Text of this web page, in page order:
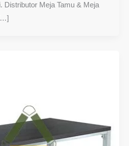
Distributor Meja Tamu & Meja